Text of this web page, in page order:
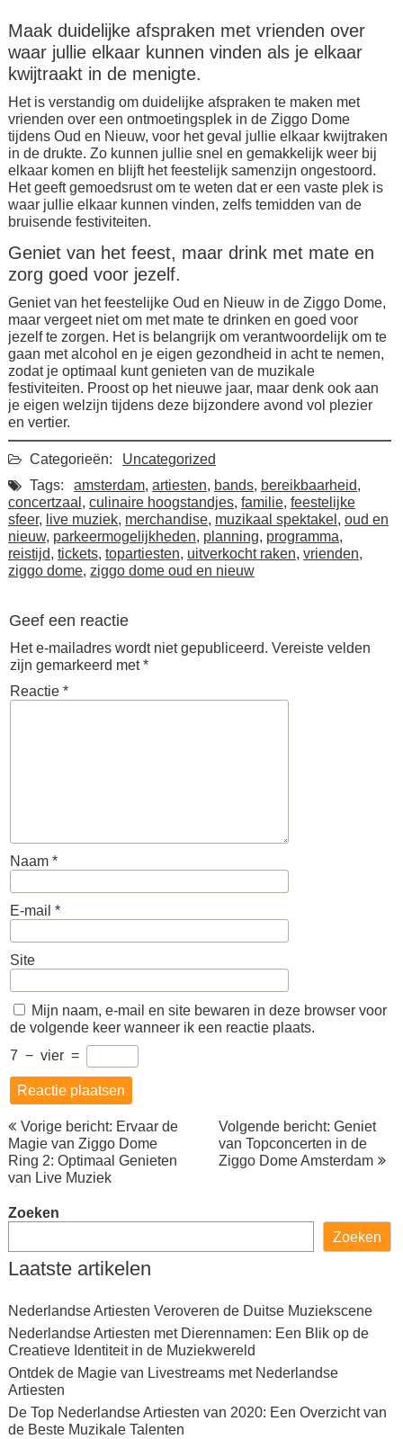
Maak duidelijke afspraken met vrienden over
waar jullie elkaar kunnen vinden als je elkaar
kwijtraakt in de menigte.
Het is verstandig om duidelijke afspraken te maken met
vrienden over een ontmoetingsplek in de Ziggo Dome
tijdens Oud en Nieuw, voor het geval jullie elkaar kwijtraken
in de drukte. Zo kunnen jullie snel en gemakkelijk weer bij
elkaar komen en blijft het feestelijk samenzijn ongestoord.
Het geeft gemoedsrust om te weten dat er een vaste plek is
waar jullie elkaar kunnen vinden, zelfs temidden van de
bruisende festiviteiten.
Geniet van het feest, maar drink met mate en
zorg goed voor jezelf.
Geniet van het feestelijke Oud en Nieuw in de Ziggo Dome,
maar vergeet niet om met mate te drinken en goed voor
jezelf te zorgen. Het is belangrijk om verantwoordelijk om te
gaan met alcohol en je eigen gezondheid in acht te nemen,
zodat je optimaal kunt genieten van de muzikale
festiviteiten. Proost op het nieuwe jaar, maar denk ook aan
je eigen welzijn tijdens deze bijzondere avond vol plezier
en vertier.
Categorieën:
Uncategorized
Tags:
amsterdam, artiesten, bands, bereikbaarheid,
concertzaal, culinaire hoogstandjes, familie, feestelijke
sfeer, live muziek, merchandise, muzikaal spektakel, oud en
nieuw, parkeermogelijkheden, planning, programma,
reistijd, tickets, topartiesten, uitverkocht raken, vrienden,
ziggo dome, ziggo dome oud en nieuw
Geef een reactie
Het e-mailadres wordt niet gepubliceerd. Vereiste velden
zijn gemarkeerd met*
Reactie *
Naam *
E-mail *
Site
Mijn naam, e-mail en site bewaren in deze browser voor
de volgende keer wanneer ik een reactie plaats.
7 − vier =
Berichtnavigatie
Vorige bericht: Ervaar de
Magie van Ziggo Dome
Ring 2: Optimaal Genieten
van Live Muziek
Volgende bericht: Geniet
van Topconcerten in de
Ziggo Dome Amsterdam
Zoeken
Zoeken
Laatste artikelen
Nederlandse Artiesten Veroveren de Duitse Muziekscene
Nederlandse Artiesten met Dierennamen: Een Blik op de
Creatieve Identiteit in de Muziekwereld
Ontdek de Magie van Livestreams met Nederlandse
Artiesten
De Top Nederlandse Artiesten van 2020: Een Overzicht van
de Beste Muzikale Talenten